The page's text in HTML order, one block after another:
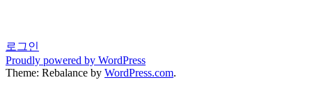
로그인
Proudly powered by WordPress
Theme: Rebalance by WordPress.com.